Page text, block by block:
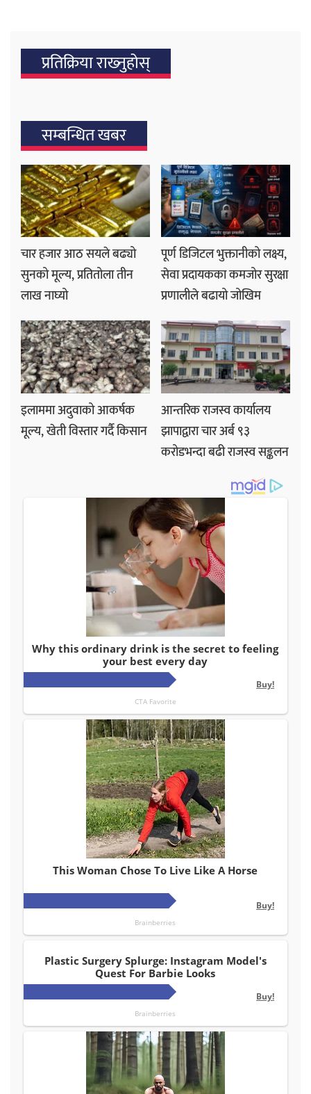
प्रतिक्रिया राख्‍नुहोस्
सम्बन्धित खबर
चार हजार आठ सयले बढ्यो
सुनको मूल्य, प्रतितोला तीन
लाख नाघ्यो
पूर्ण डिजिटल भुक्तानीको लक्ष्य,
सेवा प्रदायकका कमजोर सुरक्षा
प्रणालीले बढायो जोखिम
इलाममा अदुवाको आकर्षक
मूल्य, खेती विस्तार गर्दै किसान
आन्तरिक राजस्व कार्यालय
झापाद्वारा चार अर्ब ९३
करोडभन्दा बढी राजस्व सङ्कलन